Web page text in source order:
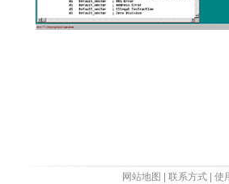
网站地图 联系方式| 使